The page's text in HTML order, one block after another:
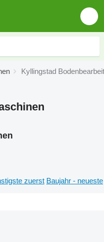
Kyllingstad
zuerst Baujahr - neueste